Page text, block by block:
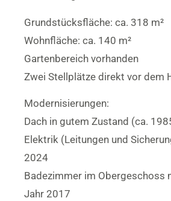
Grundstücksfläche: ca. 318 m²
Wohnfläche: ca. 140 m²
Gartenbereich vorhanden
Zwei Stellplätze direkt vor dem
Modernisierungen:
Dach in gutem Zustand (ca.
Elektrik (Leitungen und
2024
Badezimmer im Obergeschoss
Jahr 2017